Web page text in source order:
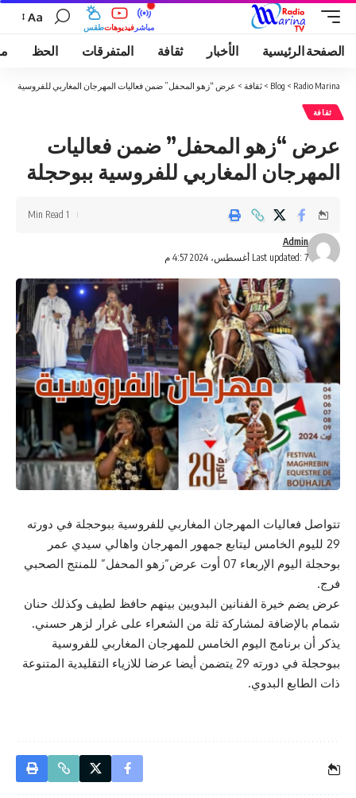
طقسفيديوهات مباشر
Aa
الصفحة الرئيسية الأخبار ثقافة المتفرقات الحظ
Radio Marina
>
Blog
> ثقافة > عرض “زهو المحفل” ضمن فعاليات المهرجان المغاربي للفروسية
ثقافة
عرض “زهو المحفل” ضمن فعاليات
المهرجان المغاربي للفروسية ببوحجلة
Last updated: 7 أغسطس، 2024 4:57 م
Admin
1 Min Read
تتواصل فعاليات المهرجان المغاربي للفروسية ببوحجلة في دورته
29 لليوم الخامس ليتابع جمهور المهرجان واهالي سيدي عمر
بوحجلة اليوم الإربعاء 07 أوت عرض”زهو المحفل” للمنتج الصحبي
فرج.
عرض يضم خيرة الفنانين البدويين بينهم حافظ لطيف وكذلك حنان
شمام بالإضافة لمشاركة ثلة من الشعراء على غرار لزهر حسني.
يذكر أن برنامج اليوم الخامس للمهرجان المغاربي للفروسية
ببوحجلة في دورته 29 يتضمن أيضا عرضا للازياء التقليدية المتنوعة
ذات الطابع البدوي.